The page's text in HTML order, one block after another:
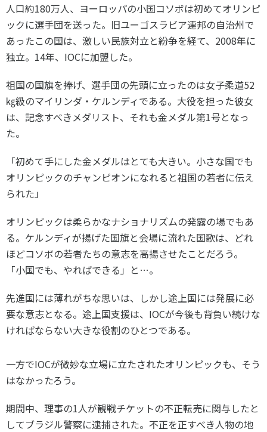
人口約180万人、ヨーロッパの小国コソボは初めてオリンピ
ックに選手団を送った。旧ユーゴスラビア連邦の自治州で
あったこの国は、激しい民族対立と紛争を経て、2008年に
独立。14年、IOCに加盟した。
祖国の国旗を捧げ、選手団の先頭に立ったのは女子柔道52
㎏級のマイリンダ・ケルンディである。大役を担った彼女
は、記念すべきメダリスト、それも金メダル第1号となっ
た。
「初めて手にした金メダルはとても大きい。小さな国でも
オリンピックのチャンピオンになれると祖国の若者に伝え
られた」
オリンピックは柔らかなナショナリズムの発露の場でもあ
る。ケルンディが揚げた国旗と会場に流れた国歌は、どれ
ほどコソボの若者たちの意志を高揚させたことだろう。
「小国でも、やればできる」と…。
先進国には薄れがちな思いは、しかし途上国には発展に必
要な意志となる。途上国支援は、IOCが今後も背負い続けな
ければならない大きな役割のひとつである。
一方でIOCが微妙な立場に立たされたオリンピックも、そう
はなかったろう。
期間中、理事の1人が観戦チケットの不正転売に関与したと
してブラジル警察に逮捕された。不正を正すべき人物の地